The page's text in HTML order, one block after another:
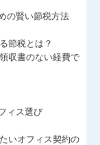
の賢い節税方法
節税とは？
収書のない経費で
ィス選び
いオフィス契約の